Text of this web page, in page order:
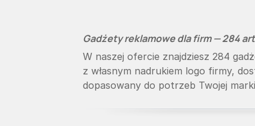
Gadżety reklamowe dla firm — 284
W naszej ofercie znajdziesz 284
z własnym nadrukiem logo firmy,
dopasowany do potrzeb Twojej